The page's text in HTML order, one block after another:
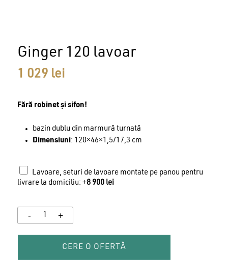
Ginger 120 lavoar
1 029 lei
Fără robinet și sifon!
bazin dublu din marmură turnată
Dimensiuni: 120×46×1,5/17,3 cm
Lavoare, seturi de lavoare montate pe panou pentru
livrare la domiciliu: +8 900 lei
CERE O OFERTĂ